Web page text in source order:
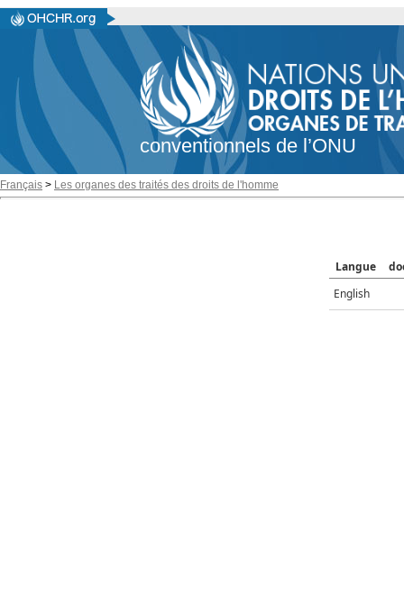
conventionnels de l’ONU
Français > Les organes des traités des droits de l'homme
Langue
English